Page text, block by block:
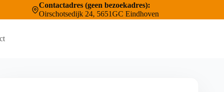
Contactadres (geen bezoekadres):
Oirschotsedijk 24, 5651GC Eindhoven